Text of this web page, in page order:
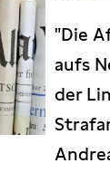
"Die
aufs
der